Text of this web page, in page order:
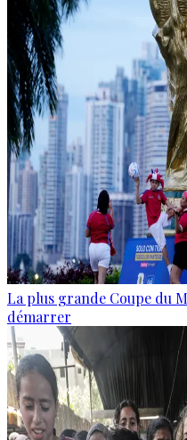
La plus grande Coupe du
démarrer